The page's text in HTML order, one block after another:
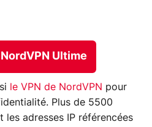
Ultime
le VPN de NordVPN pour
Plus de 5500
les adresses IP référencées